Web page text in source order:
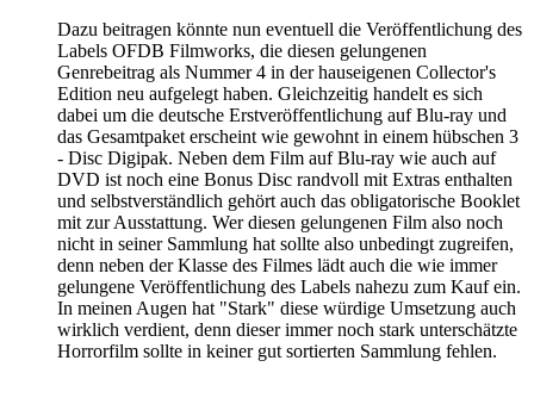
Dazu beitragen könnte nun eventuell die Veröffentlichung des
Labels OFDB Filmworks, die diesen gelungenen
Genrebeitrag als Nummer 4 in der hauseigenen Collector's
Edition neu aufgelegt haben. Gleichzeitig handelt es sich
dabei um die deutsche Erstveröffentlichung auf Blu-ray und
das Gesamtpaket erscheint wie gewohnt in einem hübschen 3
- Disc Digipak. Neben dem Film auf Blu-ray wie auch auf
DVD ist noch eine Bonus Disc randvoll mit Extras enthalten
und selbstverständlich gehört auch das obligatorische Booklet
mit zur Ausstattung. Wer diesen gelungenen Film also noch
nicht in seiner Sammlung hat sollte also unbedingt zugreifen,
denn neben der Klasse des Filmes lädt auch die wie immer
gelungene Veröffentlichung des Labels nahezu zum Kauf ein.
In meinen Augen hat "Stark" diese würdige Umsetzung auch
wirklich verdient, denn dieser immer noch stark unterschätzte
Horrorfilm sollte in keiner gut sortierten Sammlung fehlen.